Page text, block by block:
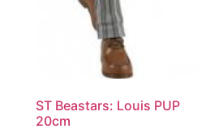
ST Beastars: Louis PUP
20cm